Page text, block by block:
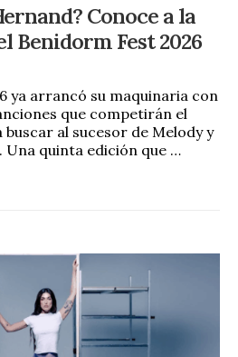
Conoce a la
Benidorm Fest 2026
ya arrancó su maquinaria con
que competirán el
al sucesor de Melody y
Una quinta edición que …